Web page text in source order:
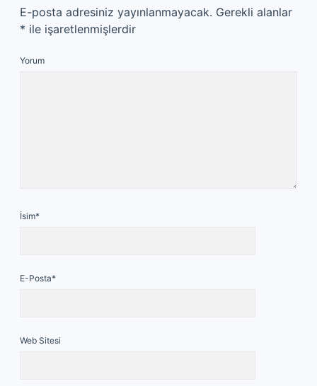
E-posta adresiniz yayınlanmayacak. Gerekli alanlar
* ile işaretlenmişlerdir
Yorum
İsim*
E-Posta*
Web Sitesi